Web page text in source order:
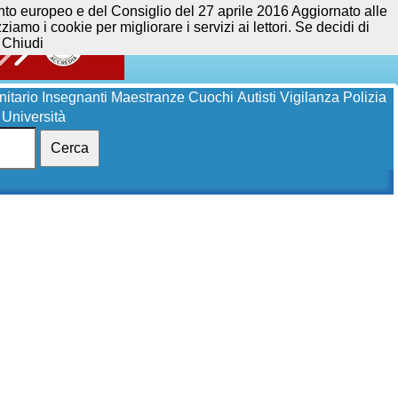
Insegnanti Maestranze Cuochi Autisti Vigilanza Polizia
Università
Cerca
europeo e del Consiglio del 27 aprile 2016 Aggiornato alle
i cookie per migliorare i servizi ai lettori. Se decidi di
Chiudi